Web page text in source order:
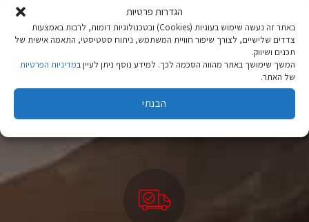
הגדרות פרטיות
באתר זה נעשה שימוש בעוגיות (Cookies) ובטכנולוגיות דומות, לרבות באמצעות
צדדים שלישיים, לצורך שיפור חוויית המשתמש, ניתוח סטטיסטי, התאמה אישית של
תכנים ושיווק.
המשך שימושך באתר מהווה הסכמה לכך. למידע נוסף ניתן לעיין במדיניות הפרטיות
של האתר.
הבנתי
בעמוד
המוצר
את
האפשרויות
בעמוד
המוצר
מהיבואן לצרכן